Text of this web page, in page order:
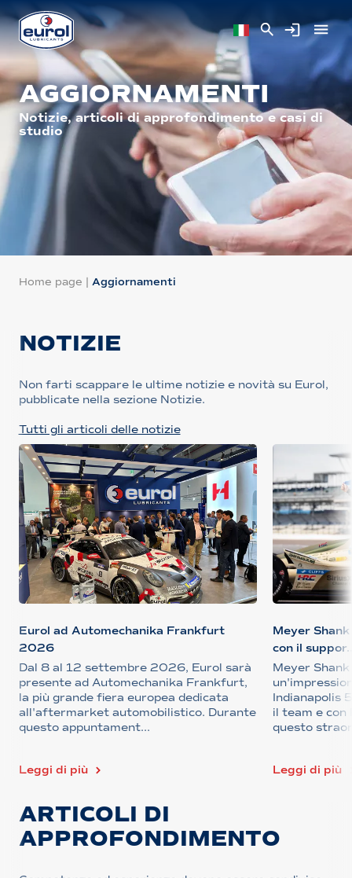
AGGIORNAMENTI
Notizie, articoli di approfondimento e casi di
studio
Home page | Aggiornamenti
NOTIZIE
Non farti scappare le ultime notizie e novità su Eurol,
pubblicate nella sezione Notizie.
Tutti gli articoli delle notizie
Eurol ad Automechanika Frankfurt
2026
Dal 8 al 12 settembre 2026, Eurol sarà
presente ad Automechanika Frankfurt,
la più grande fiera europea dedicata
all'aftermarket automobilistico. Durante
questo appuntament...
Leggi di più
Meyer
con il
Meyer
Indianapolis
il team e con
questo
Leggi di più
ARTICOLI DI
APPROFONDIMENTO